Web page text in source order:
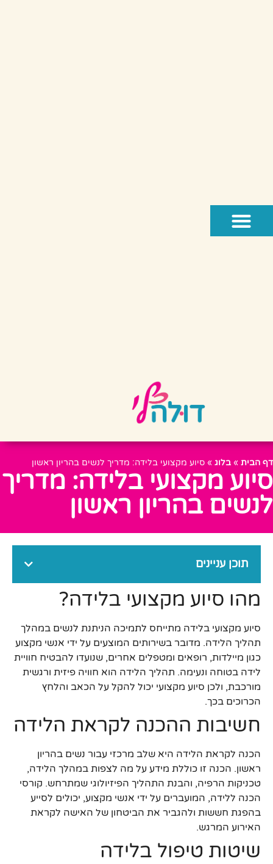
דף הבית » בלוג » סיוע מקצועי בלידה: מדריך לנשים בהריון ראשון
סיוע מקצועי בלידה: מדריך
לנשים בהריון ראשון
תוכן עניינים
מהו סיוע מקצועי בלידה?
סיוע מקצועי בלידה מתייחס לתמיכה הניתנת לנשים במהלך
תהליך הלידה. מדובר בשירותים המוצעים על ידי אנשי מקצוע
כגון מיילדות, רופאים ומטפלים אחרים, שנועדו להבטיח חוויית
לידה בטוחה ונעימה. תהליך הלידה הוא חוויה פיזית ורגשית
מורכבת, ולכן סיוע מקצועי יכול להקל על הכאב והלחץ
הכרוכים בכך.
חשיבות ההכנה לקראת הלידה
הכנה לקראת הלידה היא שלב מרכזי עבור נשים בהריון
ראשון. הכנה זו כוללת מידע על מה לצפות במהלך הלידה,
טכניקות הרפיה, והבנת התהליך הפיזיולוגי שמתרחש. קורסי
הכנה ללידה, המועברים על ידי אנשי מקצוע, יכולים לסייע
בהפגת חששות ולהגביר את הביטחון של האישה לקראת
האירוע המרגש.
שיטות טיפול בלידה